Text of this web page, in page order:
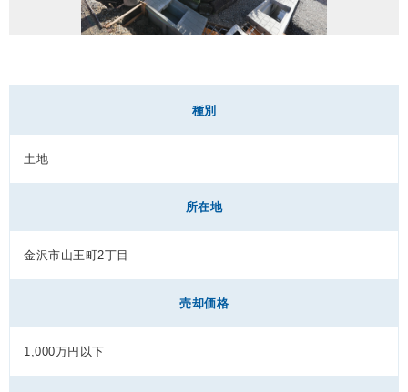
種別
土地
所在地
金沢市山王町2丁目
売却価格
1,000万円以下